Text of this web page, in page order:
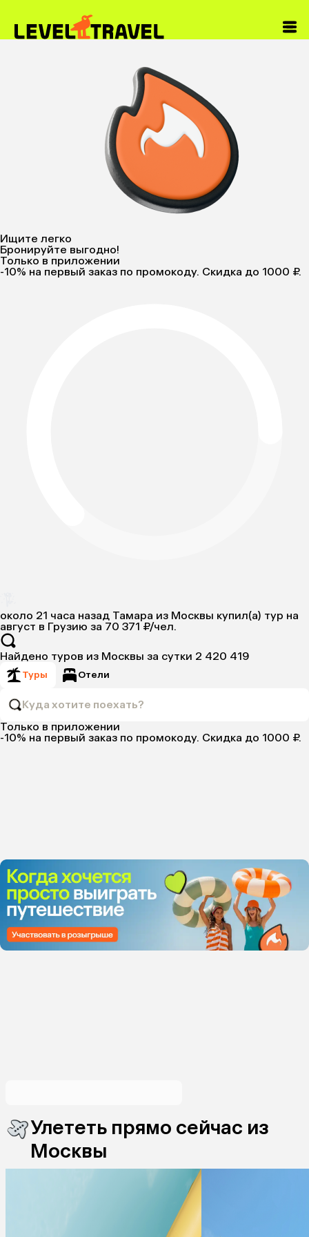
Ищите легко
Бронируйте выгодно!
Только в приложении
-10% на первый заказ по промокоду. Скидка до 1000 ₽.
около 21 часа назад Тамара из Москвы купил(a) тур на
август в Грузию за 70 371 ₽/чел.
Найдено туров из Москвы за сутки 2 420 419
Туры Отели
Куда хотите поехать?
Только в приложении
-10% на первый заказ по промокоду. Скидка до 1000 ₽.
Улететь прямо сейчас из
Москвы